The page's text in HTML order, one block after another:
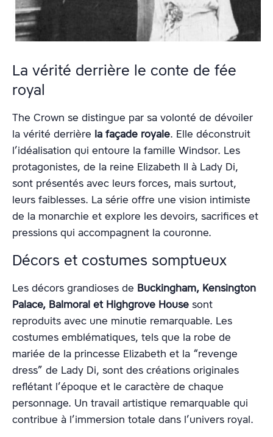
La vérité derrière le conte de fée
royal
The Crown se distingue par sa volonté de dévoiler
la vérité derrière la façade royale. Elle déconstruit
l’idéalisation qui entoure la famille Windsor. Les
protagonistes, de la reine Elizabeth II à Lady Di,
sont présentés avec leurs forces, mais surtout,
leurs faiblesses. La série offre une vision intimiste
de la monarchie et explore les devoirs, sacrifices et
pressions qui accompagnent la couronne.
Décors et costumes somptueux
Les décors grandioses de Buckingham, Kensington
Palace, Balmoral et Highgrove House sont
reproduits avec une minutie remarquable. Les
costumes emblématiques, tels que la robe de
mariée de la princesse Elizabeth et la “revenge
dress” de Lady Di, sont des créations originales
reflétant l’époque et le caractère de chaque
personnage. Un travail artistique remarquable qui
contribue à l’immersion totale dans l’univers royal.